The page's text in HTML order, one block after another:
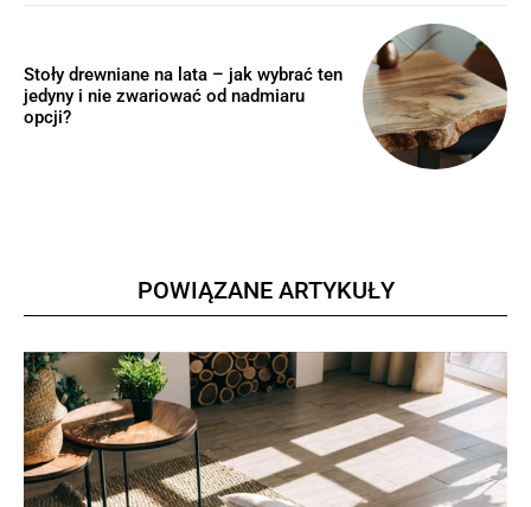
Stoły drewniane na lata – jak wybrać ten
jedyny i nie zwariować od nadmiaru
opcji?
POWIĄZANE ARTYKUŁY